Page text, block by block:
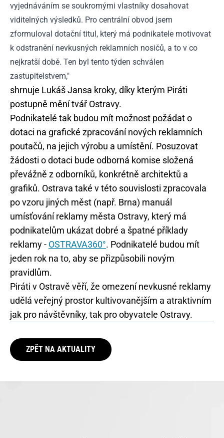
vyjednáváním se soukromými vlastníky dosahovat
viditelných výsledků. Pro centrální obvod jsem
zformuloval dotační titul, který má podnikatele motivovat
k odstranění nevkusných reklamních nosičů, a to v co
nejkratší době. Ten byl tento týden schválen
zastupitelstvem,"
shrnuje Lukáš Jansa kroky, díky kterým Piráti
postupně mění tvář Ostravy.
Podnikatelé tak budou mít možnost požádat o
dotaci na grafické zpracování nových reklamních
poutačů, na jejich výrobu a umístění. Posuzovat
žádosti o dotaci bude odborná komise složená
převážně z odborníků, konkrétně architektů a
grafiků. Ostrava také v této souvislosti zpracovala
po vzoru jiných měst (např. Brna) manuál
umísťování reklamy města Ostravy, který má
podnikatelům ukázat dobré a špatné příklady
reklamy - OSTRAVA360°. Podnikatelé budou mít
jeden rok na to, aby se přizpůsobili novým
pravidlům.
Piráti v Ostravě věří, že omezení nevkusné reklamy
udělá veřejný prostor kultivovanějším a atraktivním
jak pro návštěvníky, tak pro obyvatele Ostravy.
ZPĚT NA AKTUALITY